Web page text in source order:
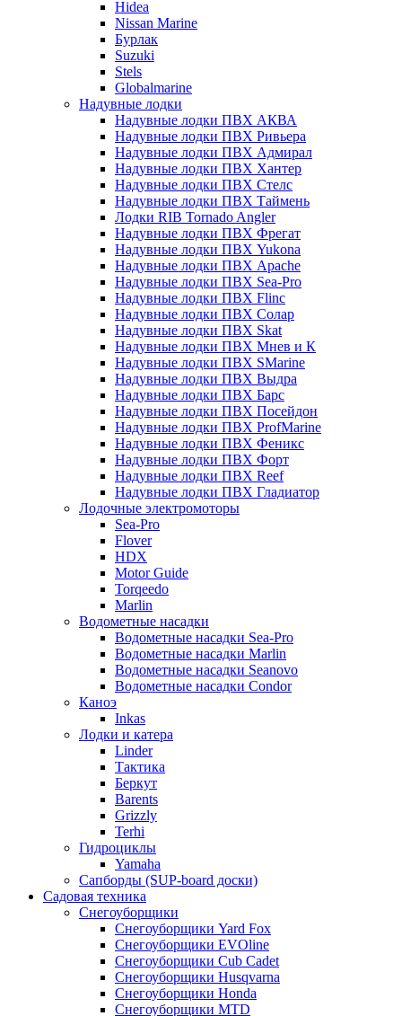
Hidea
Nissan Marine
Бурлак
Suzuki
Stels
Globalmarine
Надувные лодки
Надувные лодки ПВХ АКВА
Надувные лодки ПВХ Ривьера
Надувные лодки ПВХ Адмирал
Надувные лодки ПВХ Хантер
Надувные лодки ПВХ Стелс
Надувные лодки ПВХ Таймень
Лодки RIB Tornado Angler
Надувные лодки ПВХ Фрегат
Надувные лодки ПВХ Yukona
Надувные лодки ПВХ Apache
Надувные лодки ПВХ Sea-Pro
Надувные лодки ПВХ Flinc
Надувные лодки ПВХ Солар
Надувные лодки ПВХ Skat
Надувные лодки ПВХ Мнев и К
Надувные лодки ПВХ SMarine
Надувные лодки ПВХ Выдра
Надувные лодки ПВХ Барс
Надувные лодки ПВХ Посейдон
Надувные лодки ПВХ ProfMarine
Надувные лодки ПВХ Феникс
Надувные лодки ПВХ Форт
Надувные лодки ПВХ Reef
Надувные лодки ПВХ Гладиатор
Лодочные электромоторы
Sea-Pro
Flover
HDX
Motor Guide
Torqeedo
Marlin
Водометные насадки
Водометные насадки Sea-Pro
Водометные насадки Marlin
Водометные насадки Seanovo
Водометные насадки Condor
Каноэ
Inkas
Лодки и катера
Linder
Тактика
Беркут
Barents
Grizzly
Terhi
Гидроциклы
Yamaha
Сапборды (SUP-board доски)
Садовая техника
Снегоуборщики
Снегоуборщики Yard Fox
Снегоуборщики EVOline
Снегоуборщики Cub Cadet
Снегоуборщики Husqvarna
Снегоуборщики Honda
Снегоуборщики MTD